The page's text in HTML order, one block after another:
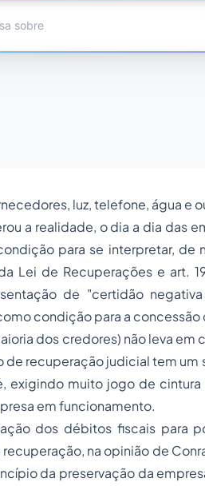
luz, telefone, água e
a realidade, o dia a dia das
para se interpretar, de
Lei de Recuperações e art.
de "certidão
condição para a
dos credores) não leva em
de recuperação judicial tem um
exigindo muito jogo de
em funcionamento.
dos débitos fiscais para
na opinião de
da preservação da